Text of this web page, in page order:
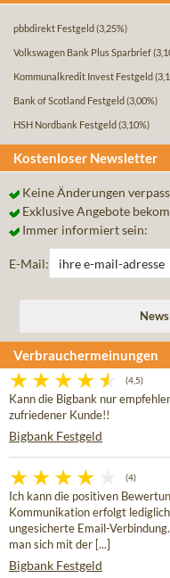
pbbdirekt Festgeld (3,25%)
Volkswagen Bank Plus Sparbrief
Kommunalkredit Invest Festgeld
Bank of Scotland Festgeld (3,00%)
HSH Nordbank Festgeld (3,10%)
Kostenloser Newsletter
Keine Änderungen
Exklusive Angebote
Immer informiert sein:
E-Mail:
Verbrauchermeinungen
(4,5)
Kann die Bigbank nur
zufriedener Kunde!!
Bigbank Festgeld
(4)
Ich kann die positiven
Kommunikation erfolgt
ungesicherte Email-
man sich mit der [...]
Bigbank Festgeld